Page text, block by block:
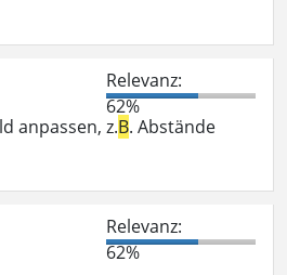
Relevanz:
62%
anpassen, z.B. Abstände
Relevanz:
62%